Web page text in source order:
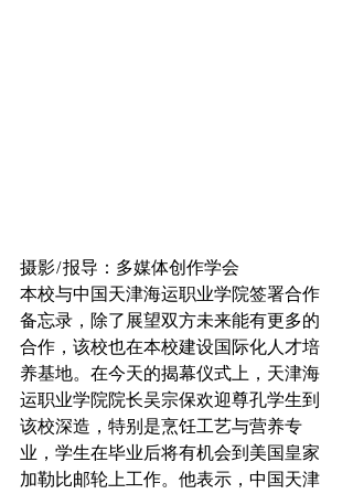
摄影/报导：多媒体创作学会
本校与中国天津海运职业学院签署合作
备忘录，除了展望双方未来能有更多的
合作，该校也在本校建设国际化人才培
养基地。在今天的揭幕仪式上，天津海
运职业学院院长吴宗保欢迎尊孔学生到
该校深造，特别是烹饪工艺与营养专
业，学生在毕业后将有机会到美国皇家
加勒比邮轮上工作。他表示，中国天津